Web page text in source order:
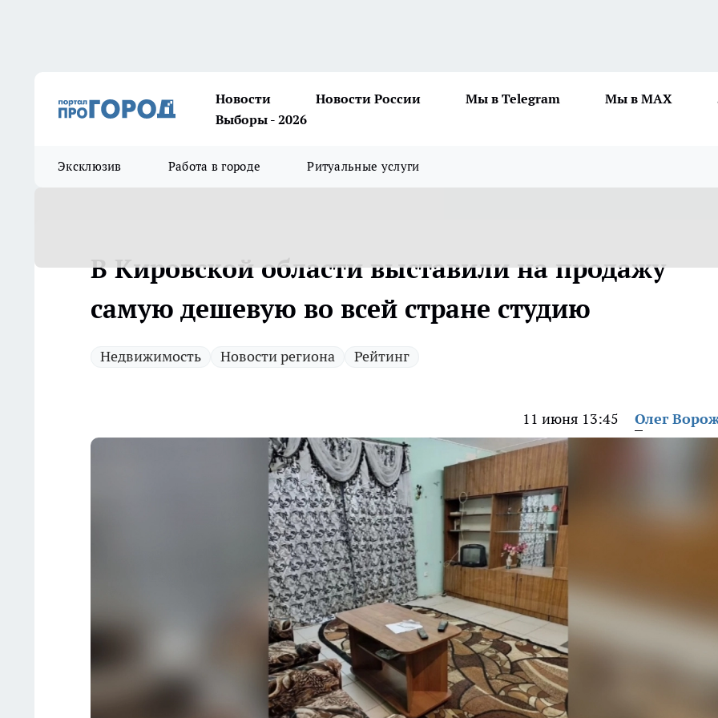
Новости Новости России Мы в Telegram Мы в MAX
Выборы - 2026
Эксклюзив Работа в городе Ритуальные услуги
В Кировской области выставили на продажу
самую дешевую во всей стране студию
Недвижимость Новости региона Рейтинг
11 июня 13:45 Олег